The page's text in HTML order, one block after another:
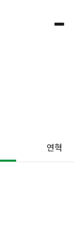
연혁